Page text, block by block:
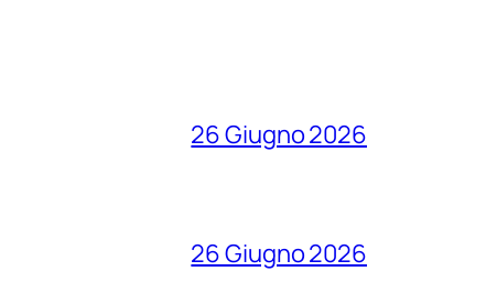
26 Giugno 2026
26 Giugno 2026